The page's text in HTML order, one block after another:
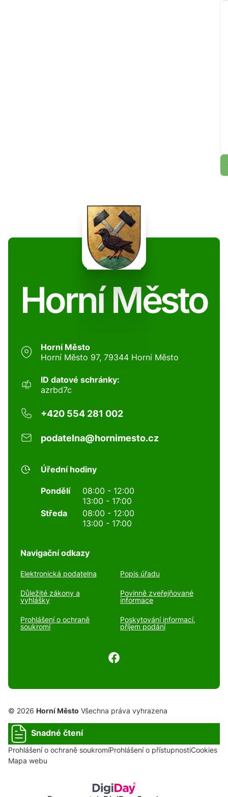
Horní Město
Horní Město
Horní Město 97, 79344 Horní Město
ID datové schránky:
azrbd7c
+420 554 281 002
podatelna@hornimesto.cz
Úřední hodiny
Pondělí
08:00 - 12:00
13:00 - 17:00
Středa
08:00 - 12:00
13:00 - 17:00
Navigační odkazy
Elektronická podatelna Popis úřadu
Důležité zákony a
vyhlášky
Povinně zveřejňované
informace
Prohlášení o ochraně
soukromí
Poskytování informací,
příjem podání
© 2026 Horní Město Všechna práva vyhrazena
Snadné čtení
Prohlášení o ochraně soukromíProhlášení o přístupnostiCookies
Mapa webu